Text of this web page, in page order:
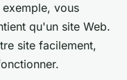
vous
qu'un site Web.
site facilement,